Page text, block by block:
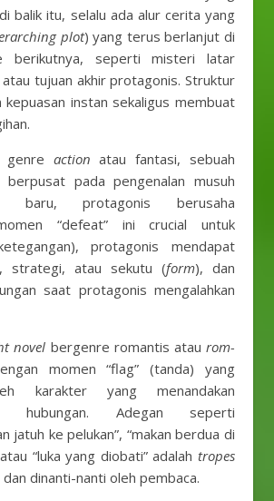
balik itu, selalu ada alur cerita yang
plot) yang terus berlanjut di
berikutnya, seperti misteri latar
atau tujuan akhir protagonis. Struktur
kepuasan instan sekaligus membuat
genre actionatau fantasi, sebuah
pada pengenalan musuh
baru, protagonis berusaha
“defeat” ini crucial untuk
protagonis mendapat
strategi, atau sekutu (form), dan
saat protagonis mengalahkan
novel bergenre romantis ataurom-
momen “flag” (tanda) yang
karakter yang menandakan
hubungan. Adegan seperti
jatuh ke pelukan”, “makan berdua di
“luka yang diobati” adalah tropes
dinanti-nanti oleh pembaca.